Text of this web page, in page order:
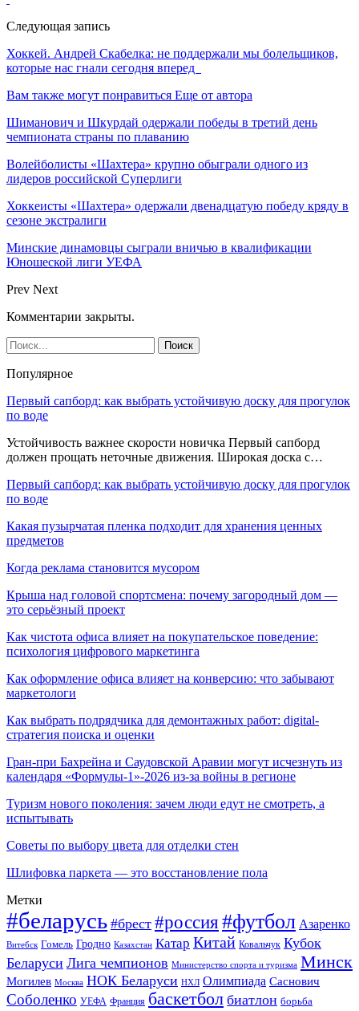
Следующая запись
Хоккей. Андрей Скабелка: не поддержали мы болельщиков,
которые нас гнали сегодня вперед
Вам также могут понравиться Еще от автора
Шиманович и Шкурдай одержали победы в третий день
чемпионата страны по плаванию
Волейболисты «Шахтера» крупно обыграли одного из
лидеров российской Суперлиги
Хоккеисты «Шахтера» одержали двенадцатую победу кряду в
сезоне экстралиги
Минские динамовцы сыграли вничью в квалификации
Юношеской лиги УЕФА
Prev Next
Комментарии закрыты.
Популярное
Первый сапборд: как выбрать устойчивую доску для прогулок
по воде
Устойчивость важнее скорости новичка Первый сапборд
должен прощать неточные движения. Широкая доска с…
Первый сапборд: как выбрать устойчивую доску для прогулок
по воде
Какая пузырчатая пленка подходит для хранения ценных
предметов
Когда реклама становится мусором
Крыша над головой спортсмена: почему загородный дом —
это серьёзный проект
Как чистота офиса влияет на покупательское поведение:
психология цифрового маркетинга
Как оформление офиса влияет на конверсию: что забывают
маркетологи
Как выбрать подрядчика для демонтажных работ: digital-
стратегия поиска и оценки
Гран-при Бахрейна и Саудовской Аравии могут исчезнуть из
календаря «Формулы-1»-2026 из-за войны в регионе
Туризм нового поколения: зачем люди едут не смотреть, а
испытывать
Советы по выбору цвета для отделки стен
Шлифовка паркета — это восстановление пола
Метки
#беларусь #брест #россия#футбол Азаренко
Витебск Гомель Гродно Казахстан Катар Китай Ковальчук Кубок
Беларуси Лига чемпионов Министерство спорта и туризма Минск
Могилев Москва НОК Беларуси НХЛ Олимпиада Саснович
Соболенко УЕФА Франция баскетбол биатлон борьба